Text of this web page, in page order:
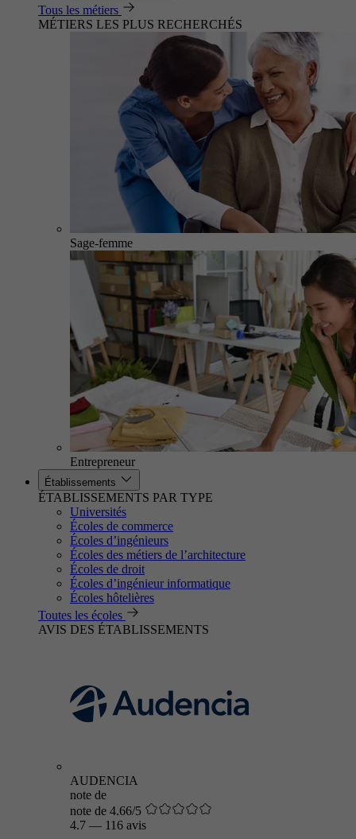
Tous les métiers
MÉTIERS LES PLUS RECHERCHÉS
Sage-femme
Entrepreneur
Établissements
ÉTABLISSEMENTS PAR TYPE
Universités
Écoles de commerce
Écoles d’ingénieurs
Écoles des métiers de l’architecture
Écoles de droit
Écoles d’ingénieur informatique
Écoles hôtelières
Toutes les écoles
AVIS DES ÉTABLISSEMENTS
AUDENCIA
note de
note de 4.66/5
4.7 — 116 avis